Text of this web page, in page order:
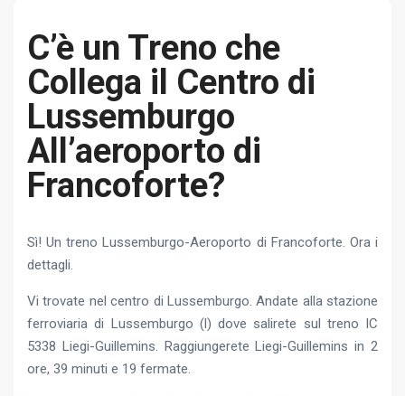
C’è un Treno che
Collega il Centro di
Lussemburgo
All’aeroporto di
Francoforte?
Sì! Un treno Lussemburgo-Aeroporto di Francoforte. Ora i
dettagli.
Vi trovate nel centro di Lussemburgo. Andate alla stazione
ferroviaria di Lussemburgo (l) dove salirete sul treno IC
5338 Liegi-Guillemins. Raggiungerete Liegi-Guillemins in 2
ore, 39 minuti e 19 fermate.